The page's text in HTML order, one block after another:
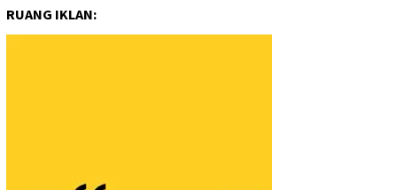
RUANG IKLAN: